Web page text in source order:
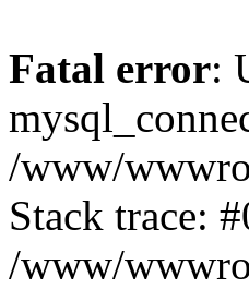
Fatal error:
/www/
Stack trace:
/www/